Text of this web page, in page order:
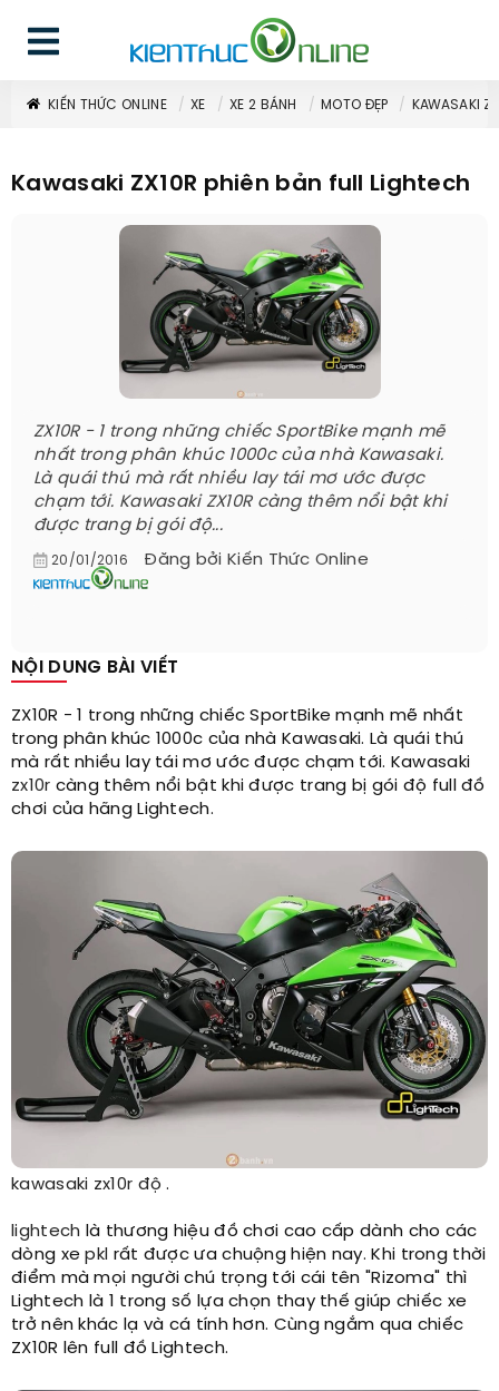
KIẾN THỨC ONLINE XE XE 2 BÁNH MOTO ĐẸP KAWASAKI
Kawasaki ZX10R phiên bản full Lightech
ZX10R - 1 trong những chiếc SportBike mạnh mẽ
nhất trong phân khúc 1000c của nhà Kawasaki.
Là quái thú mà rất nhiều lay tái mơ ước được
chạm tới. Kawasaki ZX10R càng thêm nổi bật khi
được trang bị gói độ...
20/01/2016 Đăng bởi Kiến Thức Online
NỘI DUNG BÀI VIẾT
ZX10R - 1 trong những chiếc SportBike mạnh mẽ nhất
trong phân khúc 1000c của nhà Kawasaki. Là quái thú
mà rất nhiều lay tái mơ ước được chạm tới. Kawasaki
zx10r càng thêm nổi bật khi được trang bị gói độ full đồ
chơi của hãng Lightech.
kawasaki zx10r độ .
lightech là thương hiệu đồ chơi cao cấp dành cho các
dòng xepkl rất được ưa chuộng hiện nay. Khi trong thời
điểm mà mọi người chú trọng tới cái tên "Rizoma" thì
Lightech là 1 trong số lựa chọn thay thế giúp chiếc xe
trở nên khác lạ và cá tính hơn. Cùng ngắm qua chiếc
ZX10R lên full đồ Lightech.